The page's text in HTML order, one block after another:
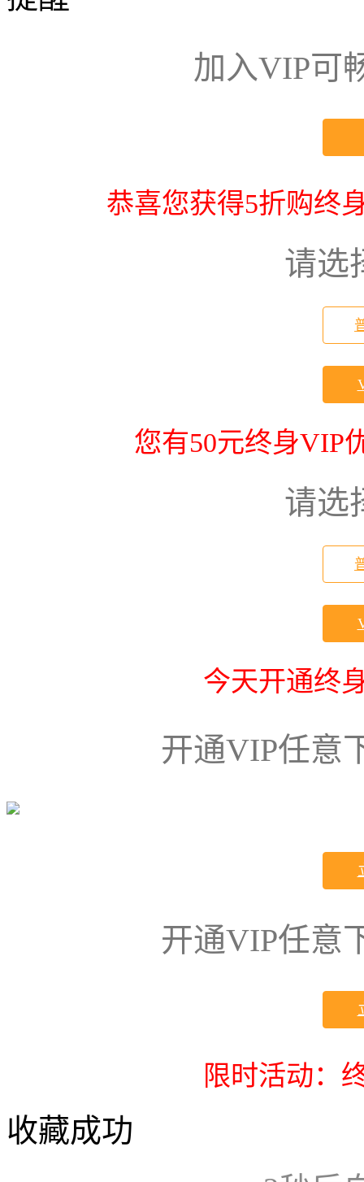
加入VIP可
恭喜您获得5折购终
请选
您有50元终身VIP
请选
今天开通终
开通VIP任意
开通VIP任意
限时活动：
收藏成功